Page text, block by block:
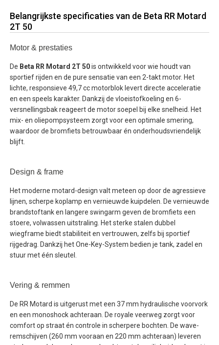
Belangrijkste specificaties van de Beta RR Motard
2T 50
Motor & prestaties
De Beta RR Motard 2T 50is ontwikkeld voor wie houdt van
sportief rijden en de pure sensatie van een 2-takt motor. Het
lichte, responsieve 49,7 cc motorblok levert directe acceleratie
en een speels karakter. Dankzij de vloeistofkoeling en 6-
versnellingsbak reageert de motor soepel bij elke snelheid. Het
mix- en oliepompsysteem zorgt voor een optimale smering,
waardoor de bromfiets betrouwbaar én onderhoudsvriendelijk
blijft.
Design & frame
Het moderne motard-design valt meteen op door de agressieve
lijnen, scherpe koplamp en vernieuwde kuipdelen. De vernieuwde
brandstoftank en langere swingarm geven de bromfiets een
stoere, volwassen uitstraling. Het sterke stalen dubbel
wiegframe biedt stabiliteit en vertrouwen, zelfs bij sportief
rijgedrag. Dankzij het One-Key-System bedien je tank, zadel en
stuur met één sleutel.
Vering & remmen
De RR Motard is uitgerust met een 37 mm hydraulische voorvork
en een monoshock achteraan. De royale veerweg zorgt voor
comfort op straat én controle in scherpere bochten. De wave-
remschijven (260 mm vooraan en 220 mm achteraan) leveren